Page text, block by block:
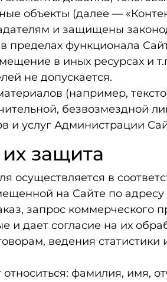
объекты (далее —
и защищены
пределах функционала
в иных ресурсах и
не допускается.
(например,
безвозмездной
услуг Администрации
защита
осуществляется в
на Сайте по адресу
запрос коммерческого
дает согласие на их
ведения
фамилия, имя,